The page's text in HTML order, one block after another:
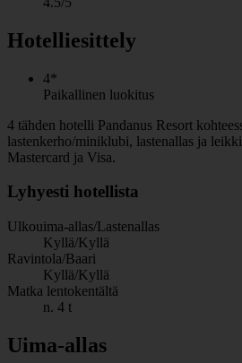
Hotelliesittely
4*
Paikallinen luokitus
4 tähden hotelli Pandanus Resort
lastenkerho/miniklubi, lastenallas ja
Mastercard ja Visa.
Lyhyesti hotellista
Ulkouima-allas/Lastenallas
Kyllä/Kyllä
Ravintola/Baari
Kyllä/Kyllä
Matka lentokentältä
n. 4 t
Uima-allas